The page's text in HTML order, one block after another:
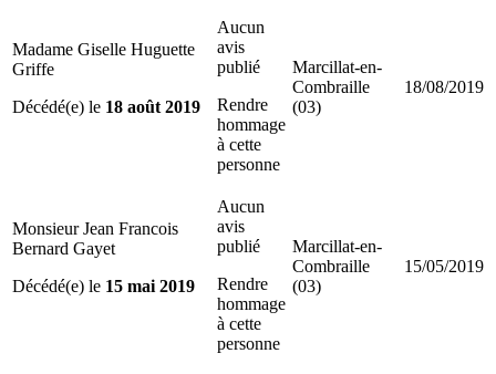
Madame Giselle Huguette
Griffe
Décédé(e) le 18 août 2019
Aucun
avis
publié
Rendre
hommage
à cette
personne
Marcillat-en-
Combraille
(03)
18/08/2019
Monsieur Jean Francois
Bernard Gayet
Décédé(e) le 15 mai 2019
Aucun
avis
publié
Rendre
hommage
à cette
personne
Marcillat-en-
Combraille
(03)
15/05/2019